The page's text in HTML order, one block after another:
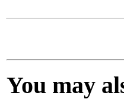
You may